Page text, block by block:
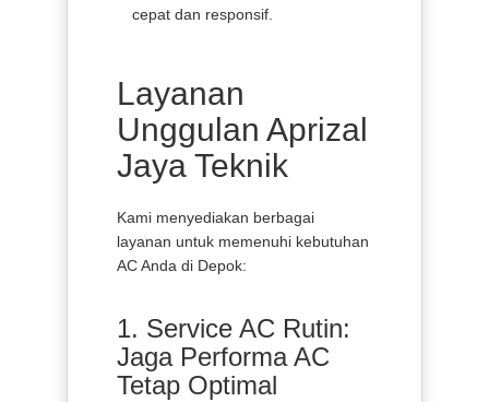
cepat dan responsif.
Layanan
Unggulan Aprizal
Jaya Teknik
Kami menyediakan berbagai
layanan untuk memenuhi kebutuhan
AC Anda di Depok:
1. Service AC Rutin:
Jaga Performa AC
Tetap Optimal